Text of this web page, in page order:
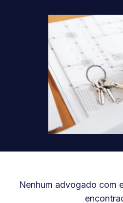
Nenhum advogado com